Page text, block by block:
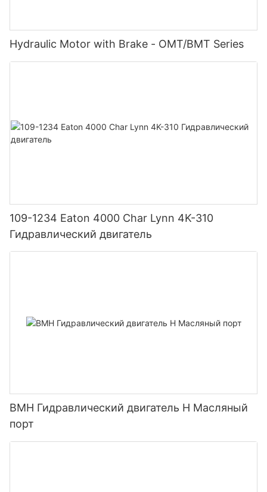
Hydraulic Motor with Brake - OMT/BMT Series
109-1234 Eaton 4000 Char Lynn 4K-310
Гидравлический двигатель
BMH Гидравлический двигатель H Масляный
порт